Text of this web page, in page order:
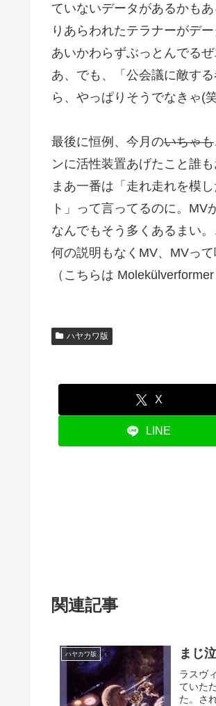
ていないデータがあるかも
りあらわれたテラナーがデ
あいかわらずぶっとんでる
あ、でも、「公会議に敵す
ら、やっぱりそうでなきゃ(
最後に恒例、今月のいちゃも
ンに活性装置あげたこと誰
まあ一番は「走れ走れを模
ト」って言ってるのに。
なんでもそう多くあるまい
何の説明もなくMV、MVって
（こちらは
ハヤカワ版
X
LINE
関連記事
ハヤカワ版 まじ
ラスヴ
ていた
た。さ